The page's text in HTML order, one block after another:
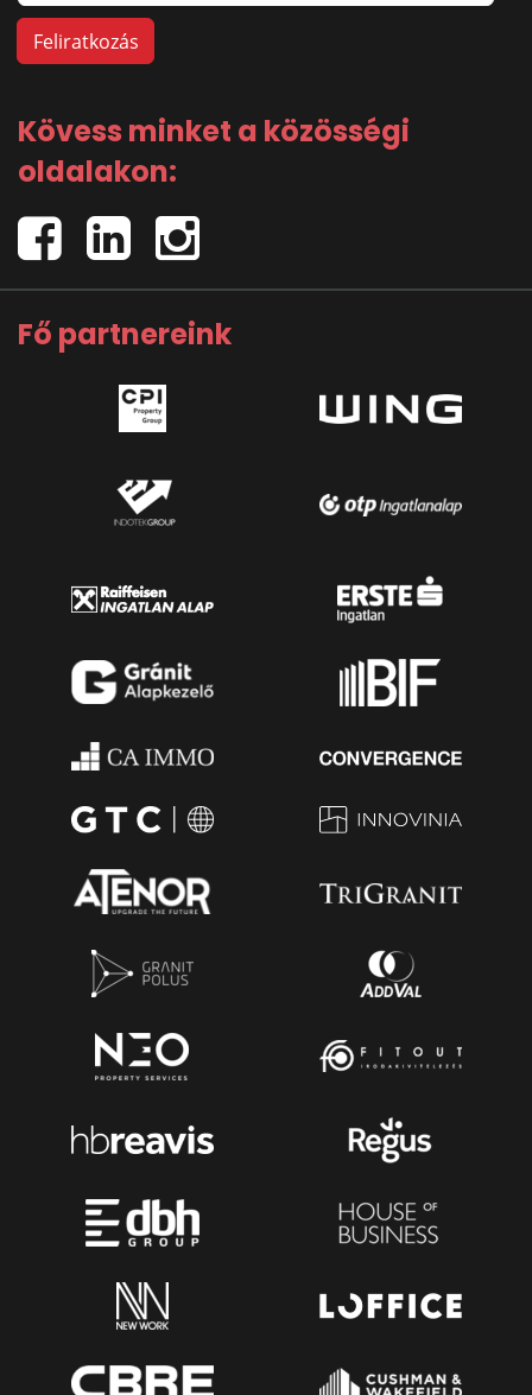
Kövess minket a közösségi
oldalakon:
Fő partnereink